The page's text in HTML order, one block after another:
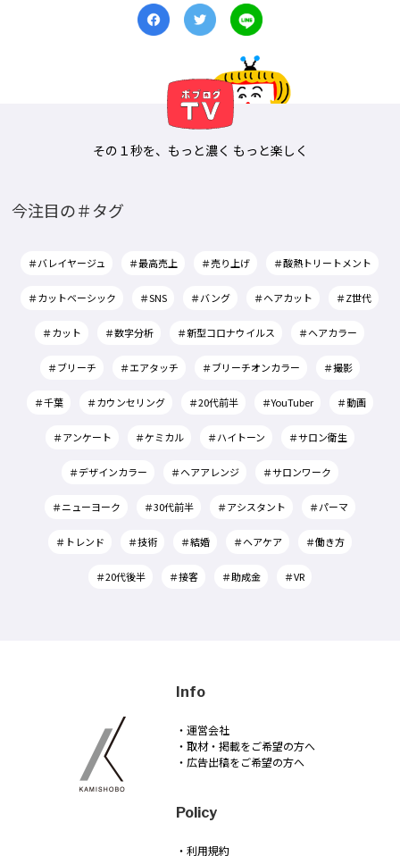
その１秒を、もっと濃く もっと楽しく
今注目の＃タグ
＃バレイヤージュ ＃最高売上 ＃売り上げ ＃酸熱トリートメント
＃カットベーシック ＃SNS ＃バング ＃ヘアカット ＃Z世代
＃カット ＃数字分析 ＃新型コロナウイルス ＃ヘアカラー
＃ブリーチ ＃エアタッチ ＃ブリーチオンカラー ＃撮影
＃千葉 ＃カウンセリング ＃20代前半 ＃YouTuber ＃動画
＃アンケート ＃ケミカル ＃ハイトーン ＃サロン衛生
＃デザインカラー ＃ヘアアレンジ ＃サロンワーク
＃ニューヨーク ＃30代前半 ＃アシスタント ＃パーマ
＃トレンド ＃技術 ＃結婚 ＃ヘアケア ＃働き方
＃20代後半 ＃接客 ＃助成金 ＃VR
Info
・運営会社
・取材・掲載をご希望の方へ
・広告出稿をご希望の方へ
Policy
・利用規約